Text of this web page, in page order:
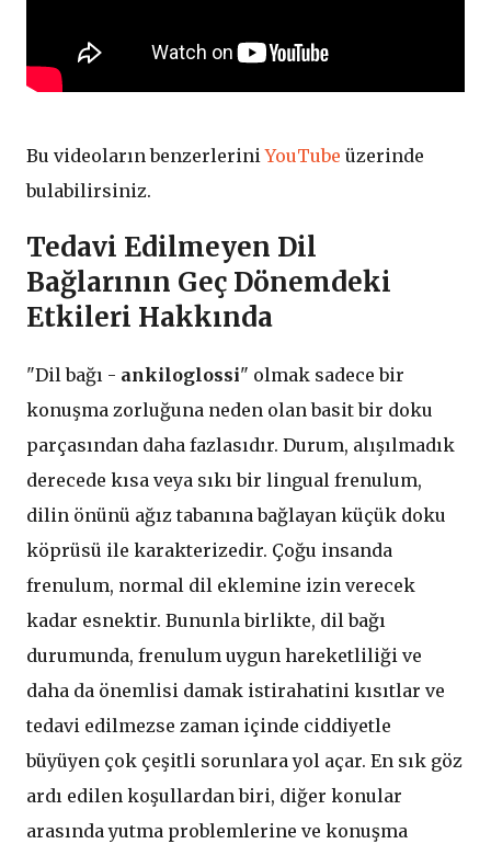
Bu videoların benzerleriniYouTube üzerinde
bulabilirsiniz.
Tedavi Edilmeyen Dil
Bağlarının Geç Dönemdeki
Etkileri Hakkında
"Dil bağı - ankiloglossi" olmak sadece bir
konuşma zorluğuna neden olan basit bir doku
parçasından daha fazlasıdır. Durum, alışılmadık
derecede kısa veya sıkı bir lingual frenulum,
dilin önünü ağız tabanına bağlayan küçük doku
köprüsü ile karakterizedir. Çoğu insanda
frenulum, normal dil eklemine izin verecek
kadar esnektir. Bununla birlikte, dil bağı
durumunda, frenulum uygun hareketliliği ve
daha da önemlisi damak istirahatini kısıtlar ve
tedavi edilmezse zaman içinde ciddiyetle
büyüyen çok çeşitli sorunlara yol açar. En sık göz
ardı edilen koşullardan biri, diğer konular
arasında yutma problemlerine ve konuşma